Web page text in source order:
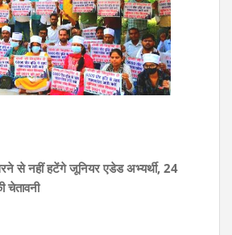
से नहीं हटेंगे जूनियर एडेड अभ्यर्थी, 24
चेतावनी